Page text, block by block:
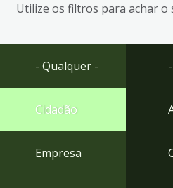
busca
Ir
rodapé
Utilize os filtros para achar o
- Qualquer -
Cidadão
Empresa